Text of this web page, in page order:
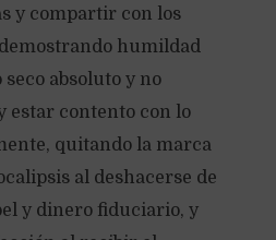
y compartir con los
humildad
absoluto y no
estar contento con lo
quitando la marca
al deshacerse de
y dinero fiduciario, y